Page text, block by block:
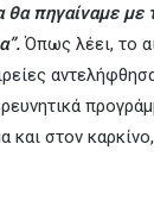
θα πηγαίναμε
Όπως λέει, το
και στον